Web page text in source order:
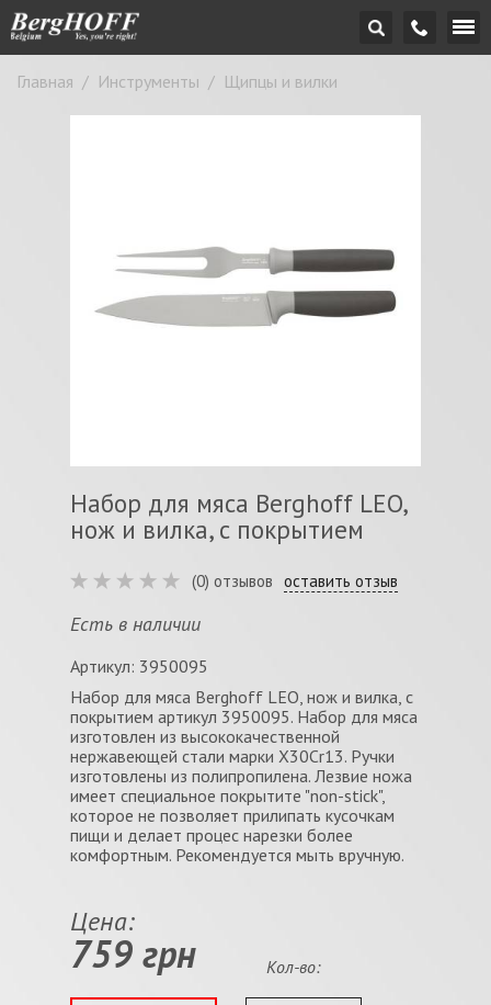
Главная / Инструменты / Щипцы и вилки
Набор для мяса Berghoff LEO,
нож и вилка, с покрытием
(0) отзывов оставить отзыв
Есть в наличии
Артикул: 3950095
Набор для мяса Berghoff LEO, нож и вилка, с
покрытием артикул 3950095. Набор для мяса
изготовлен из высококачественной
нержавеющей стали марки Х30Cr13. Ручки
изготовлены из полипропилена. Лезвие ножа
имеет специальное покрытите "non-stick",
которое не позволяет прилипать кусочкам
пищи и делает процес нарезки более
комфортным. Рекомендуется мыть вручную.
Цена:
759 грн Кол-во: